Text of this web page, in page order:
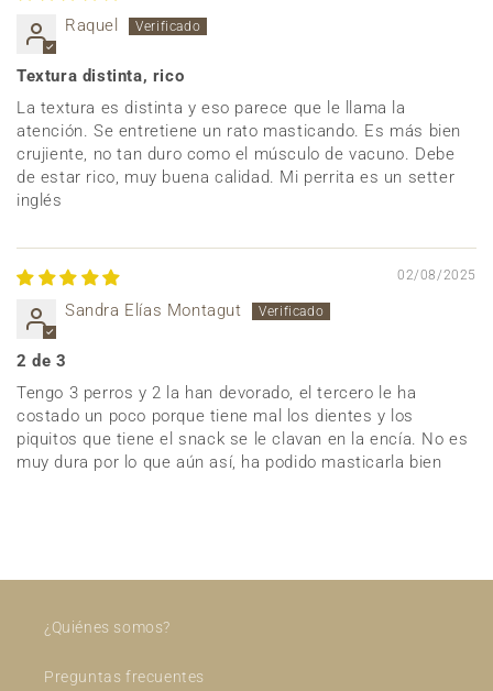
Raquel
Textura distinta, rico
La textura es distinta y eso parece que le llama la
atención. Se entretiene un rato masticando. Es más bien
crujiente, no tan duro como el músculo de vacuno. Debe
de estar rico, muy buena calidad. Mi perrita es un setter
inglés
02/08/2025
Sandra Elías Montagut
2 de 3
Tengo 3 perros y 2 la han devorado, el tercero le ha
costado un poco porque tiene mal los dientes y los
piquitos que tiene el snack se le clavan en la encía. No es
muy dura por lo que aún así, ha podido masticarla bien
¿Quiénes somos?
Preguntas frecuentes